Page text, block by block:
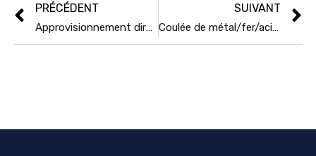
PRÉCÉDENT
Approvisionnement direct d’usine Poudre d’alumine fondue blanche à faible teneur en sodium et micro sodium
SUIVANT
Coulée de métal/fer/acier Sable de chromite de Chine